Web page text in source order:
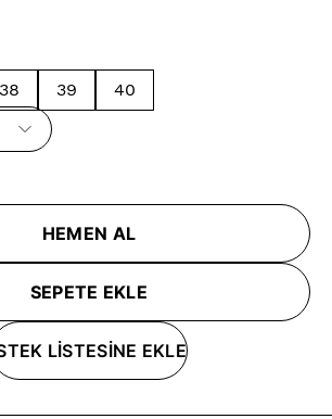
38 39 40
HEMEN AL
SEPETE EKLE
LİSTESİNE EKLE